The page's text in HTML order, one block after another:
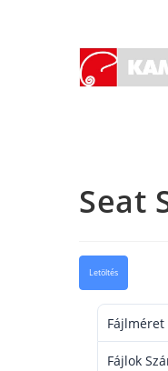
Seat
Letöltés
Fájlméret
Fájlok